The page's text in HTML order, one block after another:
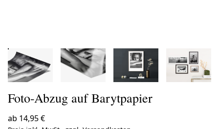
Foto-Abzug auf Barytpapier
ab 14,95 €